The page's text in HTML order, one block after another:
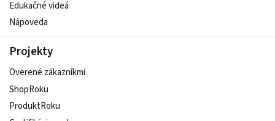
Edukačné videá
Nápoveda
Projekty
Overené zákazníkmi
ShopRoku
ProduktRoku